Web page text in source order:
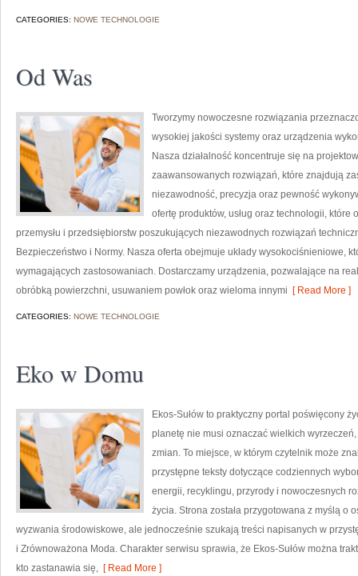
CATEGORIES: NOWE TECHNOLOGIE
Od Was
Tworzymy nowoczesne rozwiązania
wysokiej jakości systemy oraz urządzenia
Nasza działalność koncentruje się na
zaawansowanych rozwiązań, które znajdują
niezawodność, precyzja oraz pewność
ofertę produktów, usług oraz technologii,
przemysłu i przedsiębiorstw poszukujących niezawodnych rozwiązań
Bezpieczeństwo i Normy. Nasza oferta obejmuje układy wysokociśnieniowe,
wymagających zastosowaniach. Dostarczamy urządzenia, pozwalające na
obróbką powierzchni, usuwaniem powłok oraz wieloma innymi [ Read More ]
CATEGORIES: NOWE TECHNOLOGIE
Eko w Domu
Ekos-Sułów to praktyczny portal poświęcony
planetę nie musi oznaczać wielkich
zmian. To miejsce, w którym czytelnik może
przystępne teksty dotyczące codziennych
energii, recyklingu, przyrody i nowoczesnych
życia. Strona została przygotowana z myślą o
wyzwania środowiskowe, ale jednocześnie szukają treści napisanych w
i Zrównoważona Moda. Charakter serwisu sprawia, że Ekos-Sułów można
kto zastanawia się, [ Read More ]